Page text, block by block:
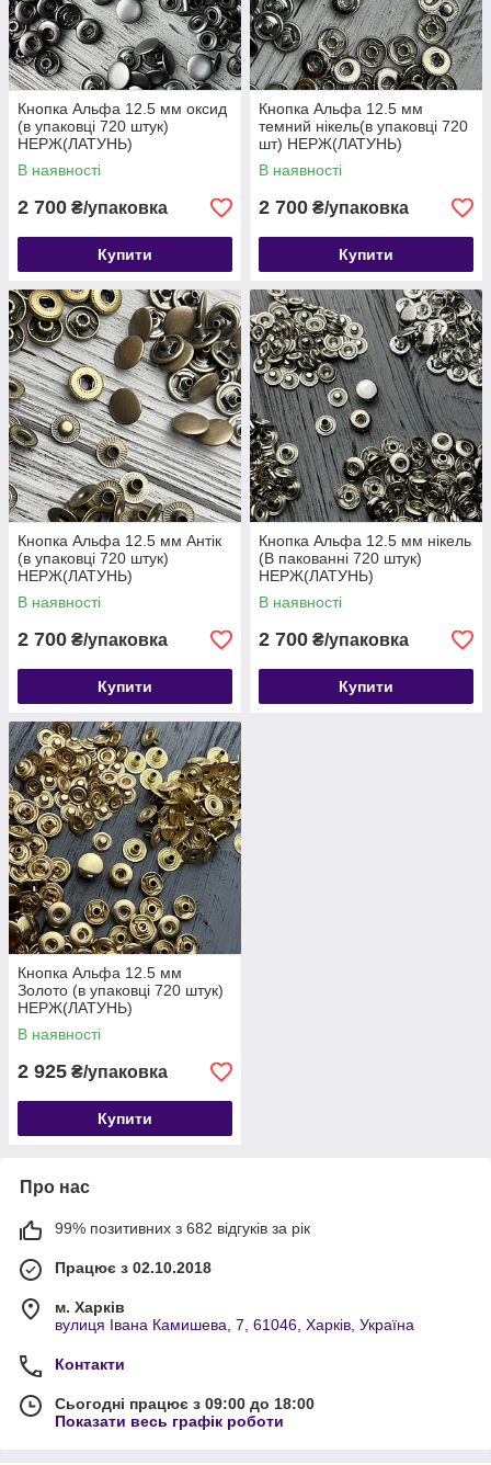
Кнопка Альфа 12.5 мм оксид
(в упаковці 720 штук)
НЕРЖ(ЛАТУНЬ)
В наявності
2 700 ₴/упаковка
Купити
Кнопка Альфа 12.5 мм
темний нікель(в упаковці 720
шт) НЕРЖ(ЛАТУНЬ)
В наявності
2 700 ₴/упаковка
Купити
Кнопка Альфа 12.5 мм Антік
(в упаковці 720 штук)
НЕРЖ(ЛАТУНЬ)
В наявності
2 700 ₴/упаковка
Купити
Кнопка Альфа 12.5 мм нікель
(В пакованні 720 штук)
НЕРЖ(ЛАТУНЬ)
В наявності
2 700 ₴/упаковка
Купити
Кнопка Альфа 12.5 мм
Золото (в упаковці 720 штук)
НЕРЖ(ЛАТУНЬ)
В наявності
2 925 ₴/упаковка
Купити
Про нас
99% позитивних з 682 відгуків за рік
Працює з 02.10.2018
м. Харків
вулиця Івана Камишева, 7, 61046, Харків, Україна
Контакти
Сьогодні працює з 09:00 до 18:00
Показати весь графік роботи